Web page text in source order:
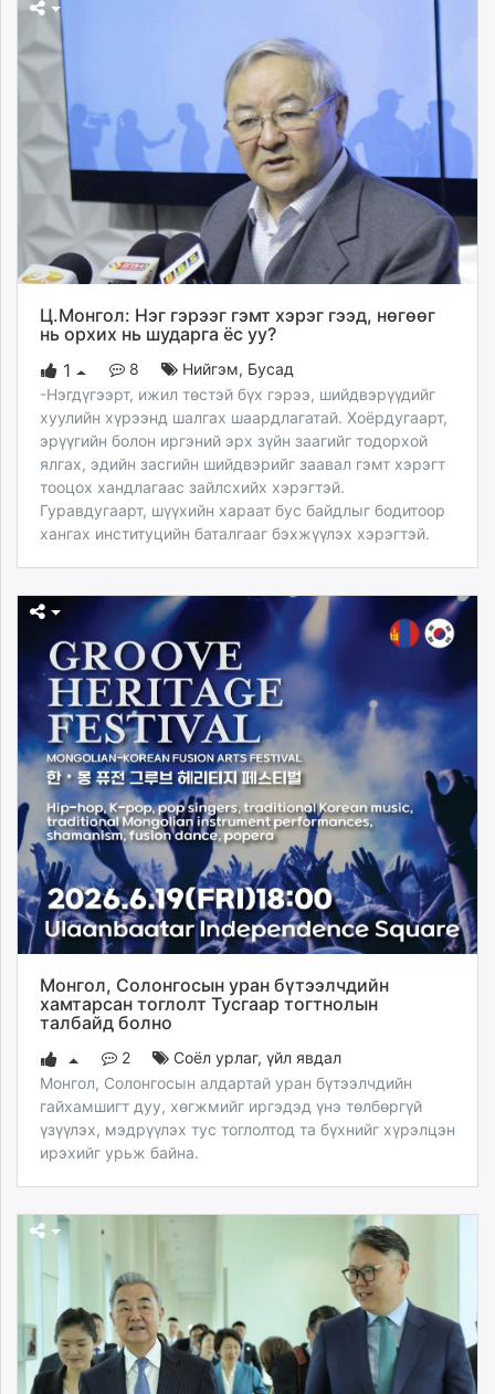
Ц.Монгол: Нэг гэрээг гэмт хэрэг гээд, нөгөөг
нь орхих нь шударга ёс уу?
1
8 Нийгэм, Бусад
-Нэгдүгээрт, ижил төстэй бүх гэрээ, шийдвэрүүдийг
хуулийн хүрээнд шалгах шаардлагатай. Хоёрдугаарт,
эрүүгийн болон иргэний эрх зүйн заагийг тодорхой
ялгах, эдийн засгийн шийдвэрийг заавал гэмт хэрэгт
тооцох хандлагаас зайлсхийх хэрэгтэй.
Гуравдугаарт, шүүхийн хараат бус байдлыг бодитоор
хангах институцийн баталгааг бэхжүүлэх хэрэгтэй.
Монгол, Солонгосын уран бүтээлчдийн
хамтарсан тоглолт Тусгаар тогтнолын
талбайд болно
2 Соёл урлаг,үйл явдал
Монгол, Солонгосын алдартай уран бүтээлчдийн
гайхамшигт дуу, хөгжмийг иргэдэд үнэ төлбөргүй
үзүүлэх, мэдрүүлэх тус тоглолтод та бүхнийг хүрэлцэн
ирэхийг урьж байна.